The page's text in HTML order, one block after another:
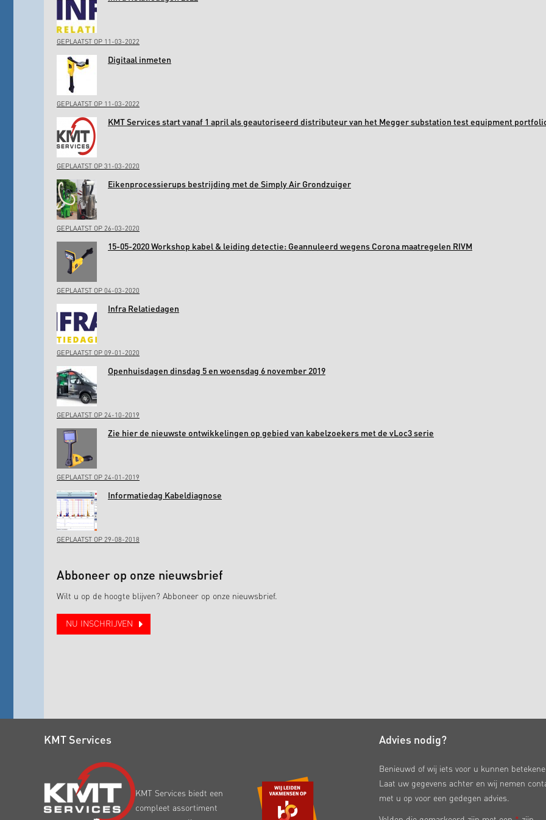
GEPLAATST OP 11-03-2022
Digitaal inmeten
GEPLAATST OP 11-03-2022
KMT Services start vanaf 1 april als geautoriseerd distributeur van het Megger substation test equipment
GEPLAATST OP 31-03-2020
Eikenprocessierups bestrijding met de Simply Air Grondzuiger
GEPLAATST OP 26-03-2020
15-05-2020 Workshop kabel & leiding detectie: Geannuleerd wegens Corona maatregelen RIVM
GEPLAATST OP 04-03-2020
Infra Relatiedagen
GEPLAATST OP 09-01-2020
Openhuisdagen dinsdag 5 en woensdag 6 november 2019
GEPLAATST OP 24-10-2019
Zie hier de nieuwste ontwikkelingen op gebied van kabelzoekers met de vLoc3 serie
GEPLAATST OP 24-01-2019
Informatiedag Kabeldiagnose
GEPLAATST OP 29-08-2018
Abboneer op onze nieuwsbrief
Wilt u op de hoogte blijven? Abboneer op onze nieuwsbrief.
NU INSCHRIJVEN
KMT Services
KMT Services biedt een
compleet assortiment
Advies nodig?
Benieuwd of wij iets voor u kunnen
Laat uw gegevens achter en wij nemen
met u op voor een gedegen advies.